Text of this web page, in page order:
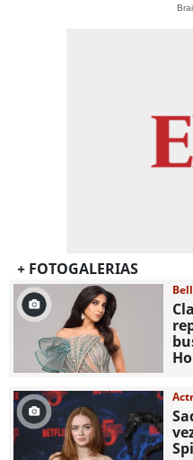
+ FOTOGALERIAS